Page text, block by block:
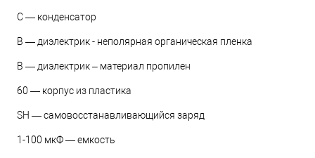
С — конденсатор
В — диэлектрик - неполярная органическая пленка
В — диэлектрик – материал пропилен
60 — корпус из пластика
SH — самовосстанавливающийся заряд
1-100 мкФ — емкость